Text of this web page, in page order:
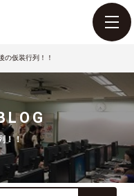
の仮装行列！！
！！